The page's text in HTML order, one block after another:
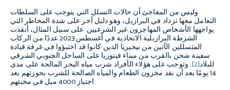
وليس من المفاجئ أن حالات التسلل التي يتوجب على السلطات
التعامل معها تزداد في البرازيل، وهو دليل آخر على شدة المخاطر التي
يواجهها الأشخاص المهاجرون غير الشرعيين. على سبيل المثال، أنقذت
الشرطة البرازيلية الاتحادية في أغسطس 2023 عددًا من الركاب
المتسللين الآتين من نيجيريا الذين كانوا قد اختبؤوا في غرفة قيادة
سفينة شحن بالقرب من ميناء فيتوريا على الساحل الجنوبي الشرقي
للبلاد[2] . وتوجب على هؤلاء الأفراد شرب مياه البحر المالحة على مدى
14 يومًا بعد أن نفد مخزون الطعام والمياه الصالحة للشرب بحوزتهم بعد
اجتياز 4000 ميل في مخبئهم.